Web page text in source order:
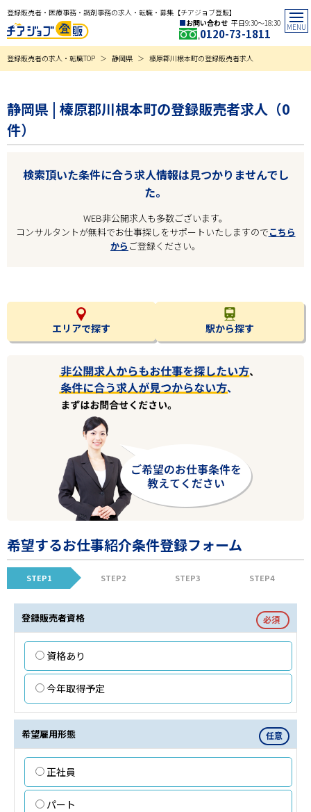
登録販売者・医療事務・調剤事務の求人・転職・募集【チアジョブ登販】
お問い合わせ 平日9:30〜18:30
0120-73-1811
登録販売者の求人・転職TOP 静岡県 榛原郡川根本町の登録販売者求人
静岡県 | 榛原郡川根本町の登録販売者求人（0
件）
検索頂いた条件に合う求人情報は見つかりませんでし
た。
WEB非公開求人も多数ございます。
コンサルタントが無料でお仕事探しをサポートいたしますのでこちら
から ご登録ください。
エリアで探す 駅から探す
希望するお仕事紹介条件登録フォーム
STEP1 STEP2 STEP3 STEP4
登録販売者資格 必須
資格あり
今年取得予定
希望雇用形態 任意
正社員
パート